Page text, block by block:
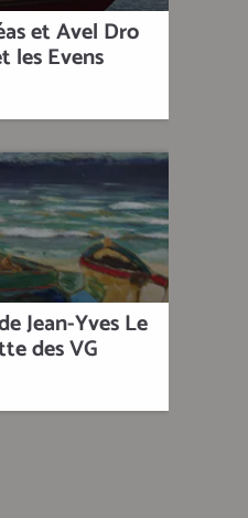
et Avel Dro
les Evens
Jean-Yves Le
des VG